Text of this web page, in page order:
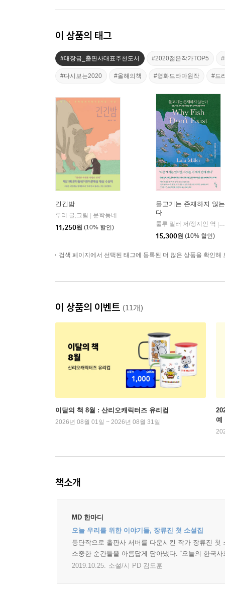
이 상품의 태그
#대장금_출판사대표추천도서 #2020젊은작가TOP5
#다시보는2020 #올해의책 #영화드라마원작 #드
긴긴밤
루리 글,그림
문학동네
11,250원 (10% 할인)
물고기는 존재하지 않는
다
룰루 밀러 저/정지인 역
15,300원 (10% 할인)
검색 페이지에서 선택된 태그에 등록된 더 많은 상품을 확인해
이 상품의 이벤트 (11개)
이달의 책 8월 : 산리오캐릭터즈 유리컵
2026년 08월 01일 ~ 2026년 08월 31일
예
책소개
MD 한마디
오늘 우리를 위한 이야기들, 장류진 첫 소설집
등단작으로 출판사 서버를 다운시킨 작가 장류진
소중한 순간들을 아름답게 담아냈다. “오늘의 한국
2019.10.25. 소설/시 PD 김도훈